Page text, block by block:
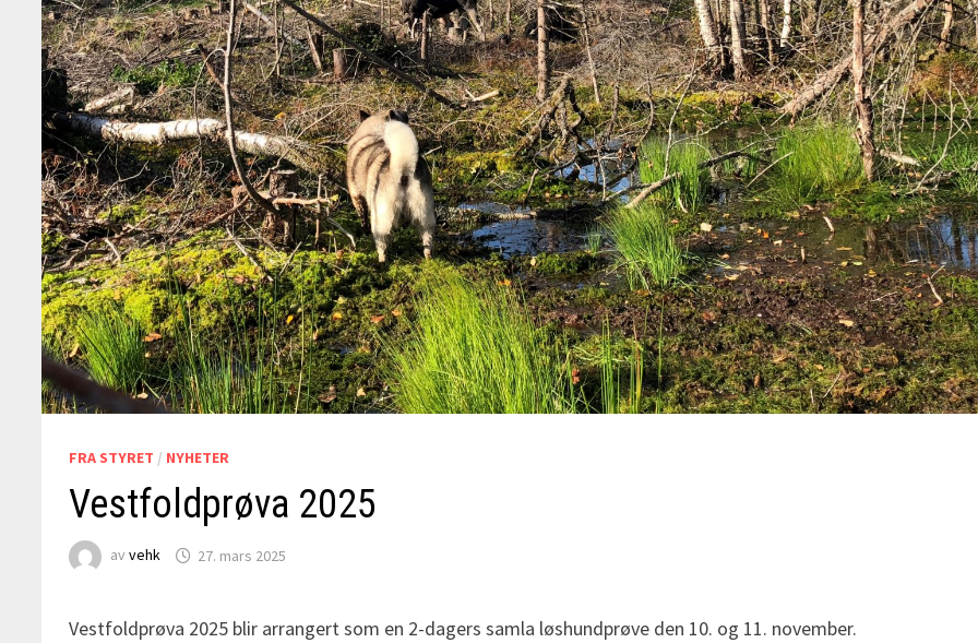
FRA STYRET / NYHETER
Vestfoldprøva 2025
avvehk 27. mars 2025
Vestfoldprøva 2025 blir arrangert som en 2-dagers samla løshundprøve den 10. og 11. november.